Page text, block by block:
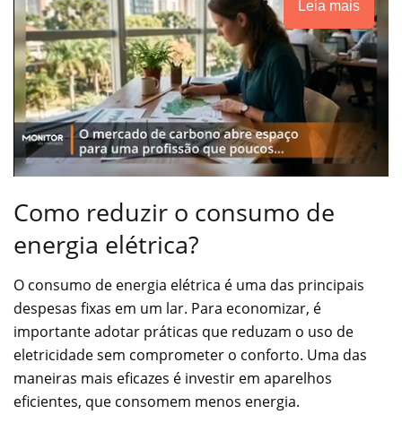
Leia mais
Como reduzir o consumo de
energia elétrica?
O consumo de energia elétrica é uma das principais
despesas fixas em um lar. Para economizar, é
importante adotar práticas que reduzam o uso de
eletricidade sem comprometer o conforto. Uma das
maneiras mais eficazes é investir em aparelhos
eficientes, que consomem menos energia.